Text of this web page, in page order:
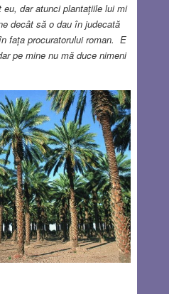
dar atunci plantațiile lui mi
decât să o dau în judecată
fața procuratorului roman. E
pe mine nu mă duce nimeni